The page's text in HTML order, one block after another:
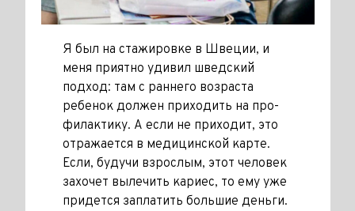
Я был на стажировке в Швеции, и
меня приятно удивил шведский
подход: там с раннего возраста
ребенок должен приходить на про­
филактику. А если не приходит, это
отражается в медицинской карте.
Если, будучи взрослым, этот человек
захочет вылечить кариес, то ему уже
придется заплатить большие деньги.